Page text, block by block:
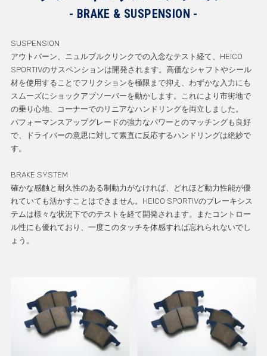
BRAKE & SUSPENSION
SUSPENSION
アウトバーン、ニュルブルクリンクでの入念なテスト経て、HEICO
SPORTIVのサスペンションは開発されます。高価なシャフトやシール
材を使用することでフリクションを極限まで抑え、わずかな入力にも
スムーズにショックアブソーバーを動かします。これにより市街地で
の乗り心地、コーナーでのリニアなハンドリングを両立しました。
パフォーマンスアップグレードの強力なパワーとのマッチングも良好
で、ドライバーの意思に対して素直に反応するハンドリングは絶妙で
す。
BRAKE SYSTEM
確かな感触と耐久性のある制動力がなければ、どれほど動力性能が優
れていても活かすことはできません。HEICO SPORTIVのブレーキシス
テムは様々な状況下でのテストを経て開発されます。またコントロー
ル性にも優れており、一度このタッチを体感すれば忘れられないでし
ょう。